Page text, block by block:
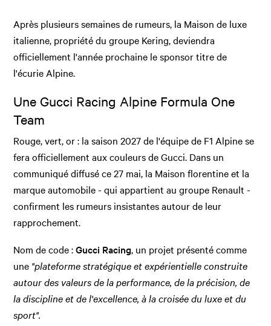
Après plusieurs semaines de rumeurs, la Maison de luxe
italienne, propriété du groupe Kering, deviendra
officiellement l'année prochaine le sponsor titre de
l'écurie Alpine.
Une Gucci Racing Alpine Formula One
Team
Rouge, vert, or : la saison 2027 de l'équipe de F1 Alpine se
fera officiellement aux couleurs de Gucci. Dans un
communiqué diffusé ce 27 mai, la Maison florentine et la
marque automobile - qui appartient au groupe Renault -
confirment les rumeurs insistantes autour de leur
rapprochement.
Nom de code :Gucci Racing, un projet présenté comme
une "plateforme stratégique et expérientielle construite
autour des valeurs de la performance, de la précision, de
la discipline et de l'excellence, à la croisée du luxe et du
sport".